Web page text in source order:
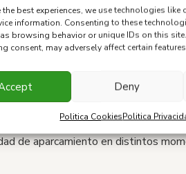
the best experiences, we use technologies like
information. Consenting to these
browsing behavior or unique IDs on this
consent, may adversely affect certain
Deny
Politica CookiesPolitica
buena parte del año. Para
pueden presentar mayor
zona en distintas épocas del año y
de aparcamiento en distintos